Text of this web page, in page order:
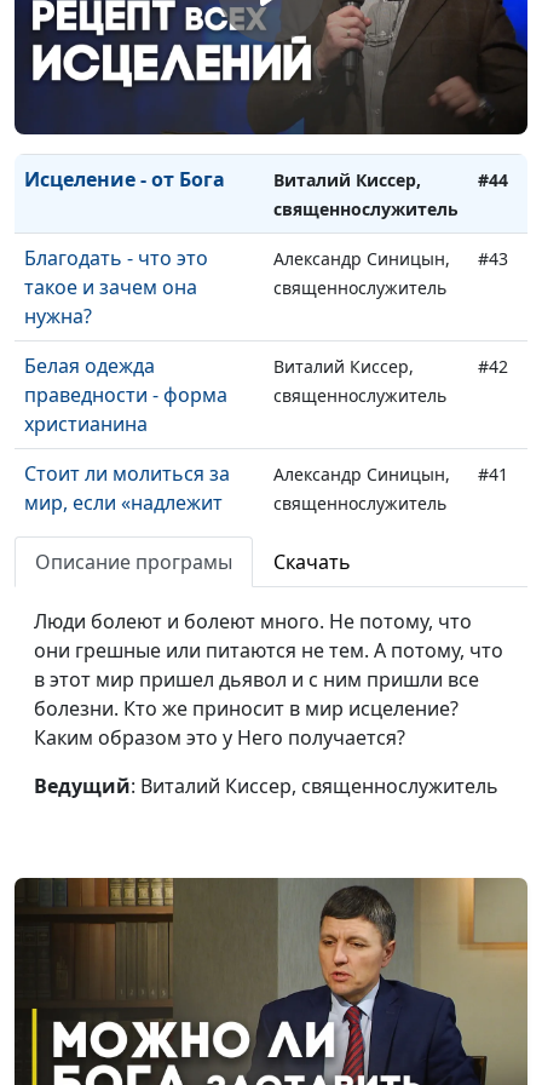
Радоваться, а не
плакать (первая часть)
Виталий Киссер,
священнослужитель
#46
Дмитрий Булатов,
священнослужитель
#45
Исцеление - от Бога
Виталий Киссер,
священнослужитель
#44
Благодать - что это
такое и зачем она
нужна?
Александр Синицын,
священнослужитель
#43
Белая одежда
праведности - форма
христианина
Виталий Киссер,
священнослужитель
#42
Стоит ли молиться за
мир, если «надлежит
тому быть»?
Александр Синицын,
священнослужитель
#41
стремиться?
Михаил Севастьянов,
священнослужитель
#40
Только Иисус -
источник спасения
Виталий Киссер,
священнослужитель
#39
Перед Богом в белых
Александр Камнев,
Похоть и грех - как
бороться?
Виталий Киссер,
священнослужитель
спасайте»?
Александр Синицын,
священнослужитель
Мудрость житейская -
Михаил Севастьянов,
#34
Описание програмы Скачать
Люди болеют и болеют много. Не потому, что
они грешные или питаются не тем. А потому, что
в этот мир пришел дьявол и с ним пришли все
болезни. Кто же приносит в мир исцеление?
Каким образом это у Него получается?
Ведущий: Виталий Киссер, священнослужитель